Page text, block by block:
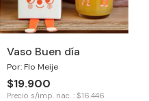
Vaso Buen día
Por: Flo Meije
$19.900
Precio s/imp. nac. : $16.446